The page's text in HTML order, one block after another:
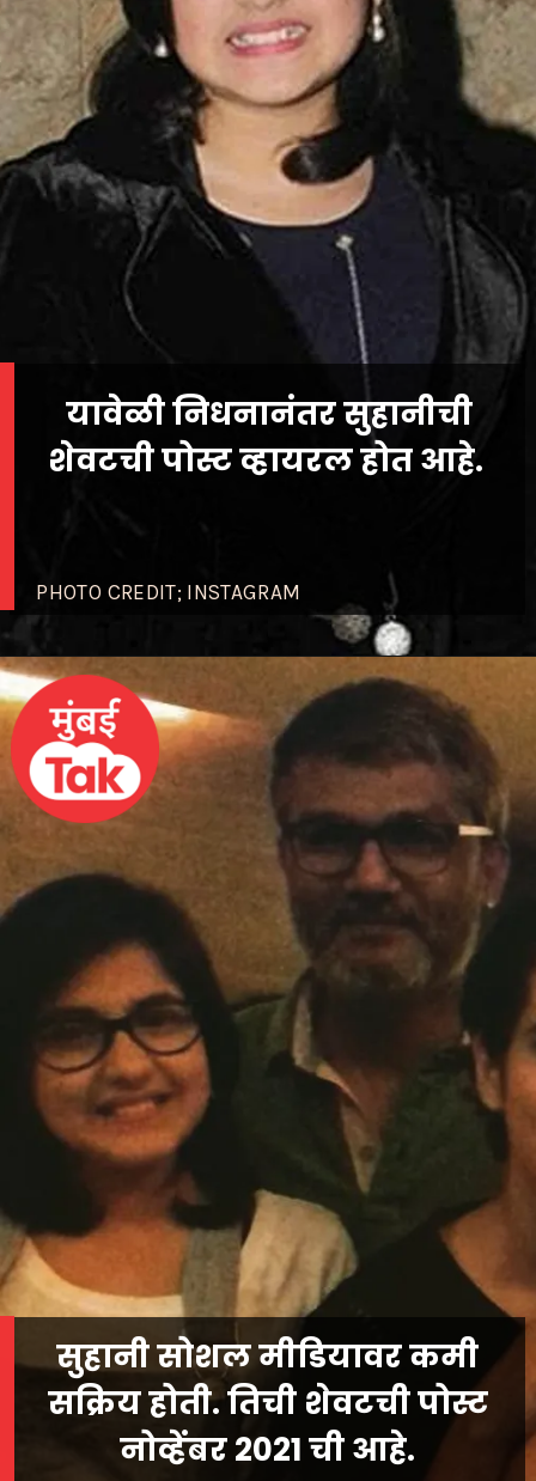
PHOTO CREDIT; INSTAGRAM
यावेळी निधनानंतर सुहानीची
शेवटची पोस्ट व्हायरल होत आहे.
सुहानी सोशल मीडियावर कमी
सक्रिय होती. तिची शेवटची पोस्ट
नोव्हेंबर 2021 ची आहे.